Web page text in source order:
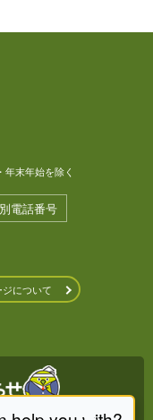
年末年始を除く
電話番号
ジについて